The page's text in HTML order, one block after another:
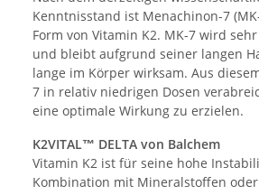
Kenntnisstand ist Menachinon-7
Form von Vitamin K2. MK-7 wird
und bleibt aufgrund seiner langen
lange im Körper wirksam. Aus
7 in relativ niedrigen Dosen
eine optimale Wirkung zu erzielen.
K2VITAL™ DELTA von Balchem
Vitamin K2 ist für seine hohe
Kombination mit Mineralstoffen